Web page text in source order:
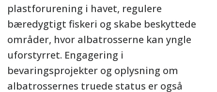
plastforurening i havet, regulere
bæredygtigt fiskeri og skabe beskyttede
områder, hvor albatrosserne kan yngle
uforstyrret. Engagering i
bevaringsprojekter og oplysning om
albatrossernes truede status er også